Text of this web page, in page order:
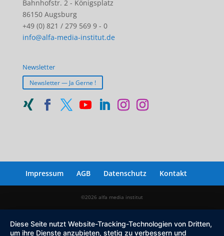
Bahnhofstr. 2 - Königsplatz
86150 Augsburg
+49 (0) 821 / 279 569 9 - 0
info@alfa-media-institut.de
Newsletter
Newsletter — Ja Gerne !
Impressum AGB Datenschutz Kontakt
©2026 alfa media institut
Diese Seite nutzt Website-Tracking-Technologien von Dritten,
um ihre Dienste anzubieten, stetig zu verbessern und